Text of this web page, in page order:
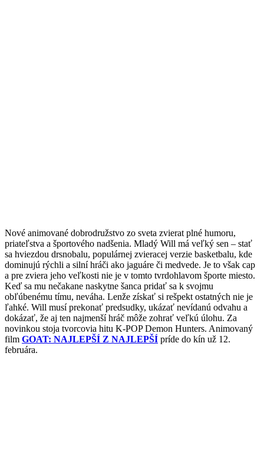
Nové animované dobrodružstvo zo sveta zvierat plné humoru,
priateľstva a športového nadšenia. Mladý Will má veľký sen – stať
sa hviezdou drsnobalu, populárnej zvieracej verzie basketbalu, kde
dominujú rýchli a silní hráči ako jaguáre či medvede. Je to však cap
a pre zviera jeho veľkosti nie je v tomto tvrdohlavom športe miesto.
Keď sa mu nečakane naskytne šanca pridať sa k svojmu
obľúbenému tímu, neváha. Lenže získať si rešpekt ostatných nie je
ľahké. Will musí prekonať predsudky, ukázať nevídanú odvahu a
dokázať, že aj ten najmenší hráč môže zohrať veľkú úlohu. Za
novinkou stoja tvorcovia hitu K-POP Demon Hunters. Animovaný
film GOAT: NAJLEPŠÍ Z NAJLEPŠÍ príde do kín už 12.
februára.